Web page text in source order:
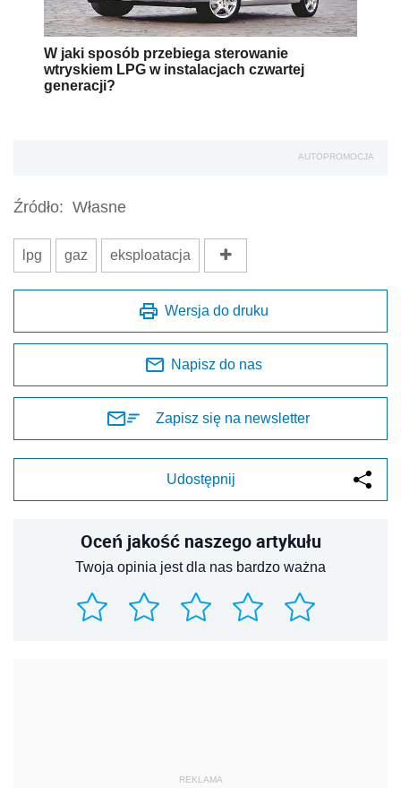
W jaki sposób przebiega sterowanie
wtryskiem LPG w instalacjach czwartej
generacji?
AUTOPROMOCJA
Źródło: Własne
lpg gaz eksploatacja
Wersja do druku
Napisz do nas
Zapisz się na newsletter
Udostępnij
Oceń jakość naszego artykułu
Twoja opinia jest dla nas bardzo ważna
REKLAMA